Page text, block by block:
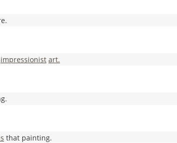
impressionist art.
that painting.